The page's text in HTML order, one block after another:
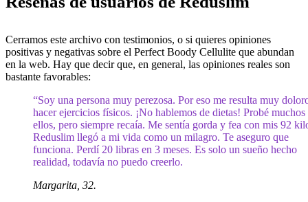
Cerramos este archivo con testimonios, o si quieres opiniones
positivas y negativas sobre el Perfect Boody Cellulite que abundan
en la web. Hay que decir que, en general, las opiniones reales son
bastante favorables:
“Soy una persona muy perezosa. Por eso me resulta muy
hacer ejercicios físicos. ¡No hablemos de dietas! Probé muchos
ellos, pero siempre recaía. Me sentía gorda y fea con mis 92
Reduslim llegó a mi vida como un milagro. Te aseguro que
funciona. Perdí 20 libras en 3 meses. Es solo un sueño hecho
realidad, todavía no puedo creerlo.
Margarita, 32.